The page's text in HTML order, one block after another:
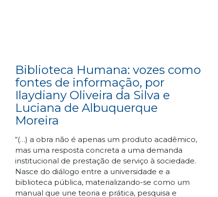
Biblioteca Humana: vozes como
fontes de informação, por
Ilaydiany Oliveira da Silva e
Luciana de Albuquerque
Moreira
“(…) a obra não é apenas um produto acadêmico,
mas uma resposta concreta a uma demanda
institucional de prestação de serviço à sociedade.
Nasce do diálogo entre a universidade e a
biblioteca pública, materializando-se como um
manual que une teoria e prática, pesquisa e